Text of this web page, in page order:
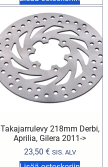
Takajarrulevy 218mm Derbi,
Aprilia, Gilera 2011->
23,50 € SIS. ALV